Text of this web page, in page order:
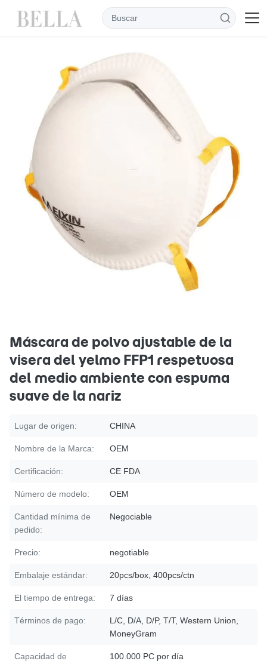
Máscara de polvo ajustable de la
visera del yelmo FFP1 respetuosa
del medio ambiente con espuma
suave de la nariz
Lugar de origen: CHINA
Nombre de la Marca: OEM
Certificación: CE FDA
Número de modelo: OEM
Cantidad mínima de
pedido:
Negociable
Precio: negotiable
Embalaje estándar: 20pcs/box, 400pcs/ctn
El tiempo de entrega: 7 días
Términos de pago:
L/C, D/A, D/P, T/T, Western Union,
MoneyGram
Capacidad de
100.000 PC por día